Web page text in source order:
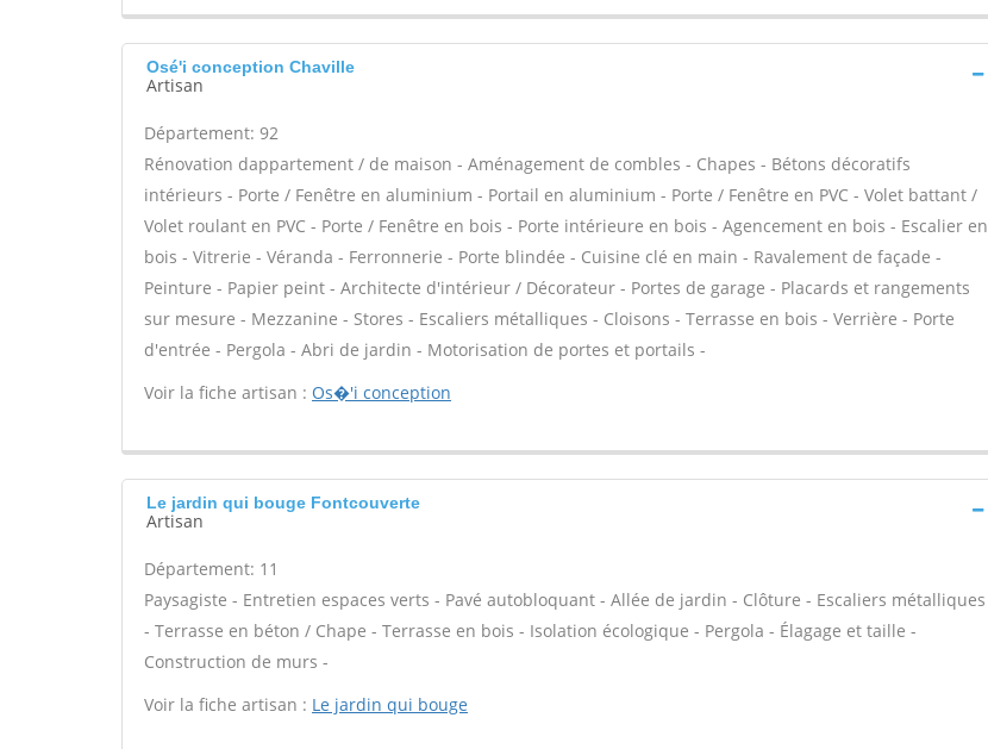
Osé'i conception Chaville
Artisan
Département: 92
Rénovation dappartement / de maison - Aménagement de combles - Chapes - Bétons décoratifs
intérieurs - Porte / Fenêtre en aluminium - Portail en aluminium - Porte / Fenêtre en PVC - Volet battant /
Volet roulant en PVC - Porte / Fenêtre en bois - Porte intérieure en bois - Agencement en bois - Escalier en
bois - Vitrerie - Véranda - Ferronnerie - Porte blindée - Cuisine clé en main - Ravalement de façade -
Peinture - Papier peint - Architecte d'intérieur / Décorateur - Portes de garage - Placards et rangements
sur mesure - Mezzanine - Stores - Escaliers métalliques - Cloisons - Terrasse en bois - Verrière - Porte
d'entrée - Pergola - Abri de jardin - Motorisation de portes et portails -
Voir la fiche artisan : Os�'i conception
Le jardin qui bouge Fontcouverte
Artisan
Département: 11
Paysagiste - Entretien espaces verts - Pavé autobloquant - Allée de jardin - Clôture - Escaliers métalliques
- Terrasse en béton / Chape - Terrasse en bois - Isolation écologique - Pergola - Élagage et taille -
Construction de murs -
Voir la fiche artisan : Le jardin qui bouge